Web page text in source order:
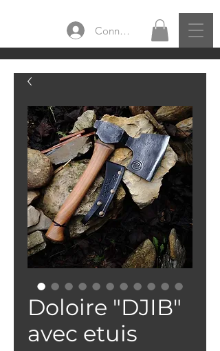
Connexion
Doloire "DJIB"
avec etuis